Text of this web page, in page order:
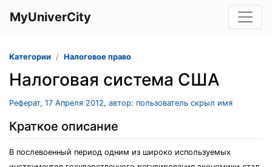
MyUniverCity
Категории Налоговое право
Налоговая система США
Реферат, 17 Апреля 2012, автор: пользователь скрыл имя
Краткое описание
В послевоенный период одним из широко используемых